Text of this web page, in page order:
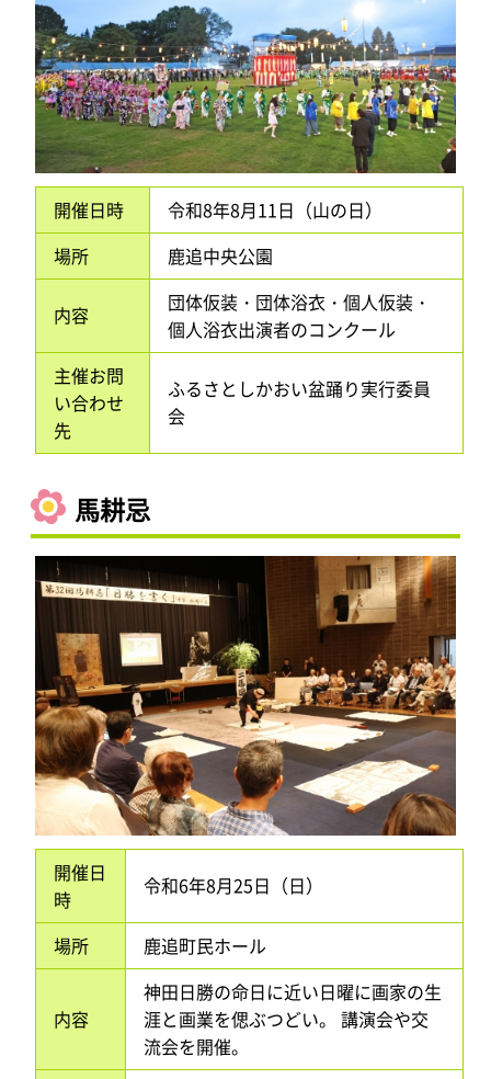
開催日時
令和8年8月11日（山の日）
場所
鹿追中央公園
内容
団体仮装・団体浴衣・個人仮装・
個人浴衣出演者のコンクール
主催お問
い合わせ
先
ふるさとしかおい盆踊り実行委員
会
馬耕忌
開催日
時
令和6年8月25日（日）
場所 鹿追町民ホール
内容
神田日勝の命日に近い日曜に画家の生
涯と画業を偲ぶつどい。 講演会や交
流会を開催。